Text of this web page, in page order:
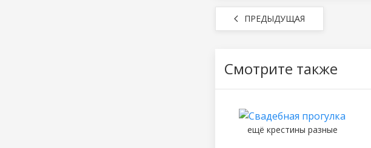
ПРЕДЫДУЩАЯ
Смотрите также
ещё крестины разные